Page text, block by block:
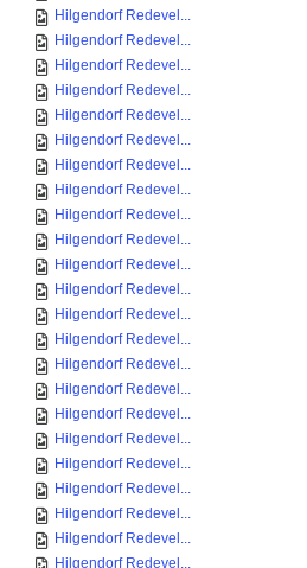
Hilgendorf Redevel...
Hilgendorf Redevel...
Hilgendorf Redevel...
Hilgendorf Redevel...
Hilgendorf Redevel...
Hilgendorf Redevel...
Hilgendorf Redevel...
Hilgendorf Redevel...
Hilgendorf Redevel...
Hilgendorf Redevel...
Hilgendorf Redevel...
Hilgendorf Redevel...
Hilgendorf Redevel...
Hilgendorf Redevel...
Hilgendorf Redevel...
Hilgendorf Redevel...
Hilgendorf Redevel...
Hilgendorf Redevel...
Hilgendorf Redevel...
Hilgendorf Redevel...
Hilgendorf Redevel...
Hilgendorf Redevel...
Hilgendorf Redevel...